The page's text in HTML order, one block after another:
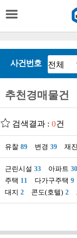
사건번호
추천경매물건
검색결과 : 0건
유찰 89 변경 39 재
근린시설 33 아파트 30
주택 11 다가구주택 9
대지 2 콘도(호텔) 2